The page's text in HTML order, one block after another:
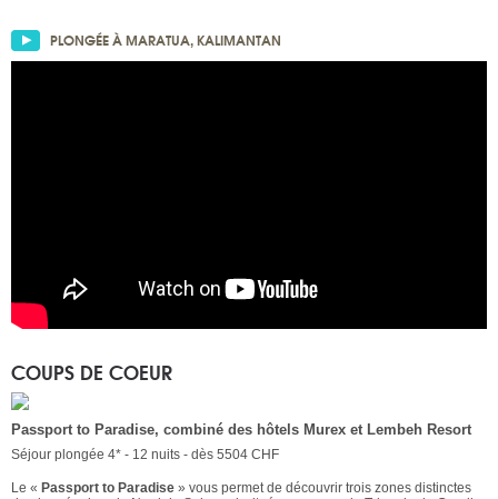
PLONGÉE À MARATUA, KALIMANTAN
COUPS DE COEUR
Passport to Paradise, combiné des hôtels Murex et Lembeh Resort
Séjour plongée 4* - 12 nuits - dès 5504 CHF
Le « Passport to Paradise » vous permet de découvrir trois zones distinctes